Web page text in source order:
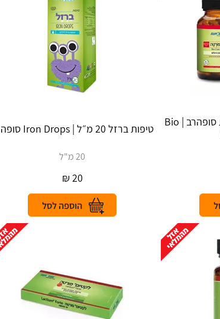
ביו קראן פורטה 30 כמוסות סופהרב | Bio
טיפות ברזל 20 מ״ל | Iron Drops סופהרב
20 מ"ל
20
₪